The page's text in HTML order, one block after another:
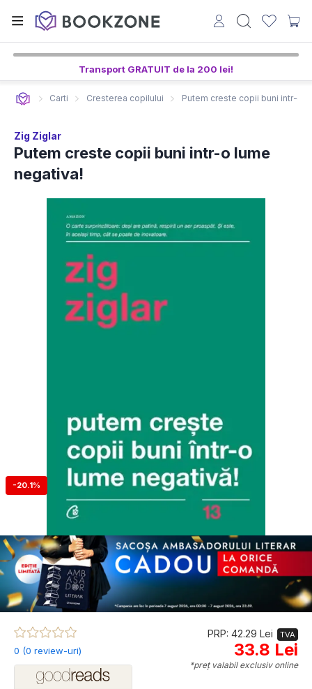
Transport GRATUIT de la 200 lei!
Carti Cresterea copilului Putem creste copii buni intr-o
Zig Ziglar
Putem creste copii buni intr-o lume
negativa!
-20.1%
0 (0 review-uri)
PRP: 42.29 Lei TVA
33.8 Lei
*preț valabil exclusiv online